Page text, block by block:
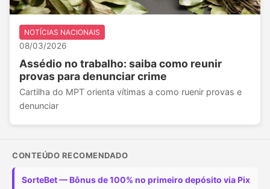
NOTÍCIAS NACIONAIS
08/03/2026
Assédio no trabalho: saiba como reunir
provas para denunciar crime
Cartilha do MPT orienta vítimas a como ruenir provas e
denunciar
CONTEÚDO RECOMENDADO
SorteBet — Bônus de 100% no primeiro depósito via Pix